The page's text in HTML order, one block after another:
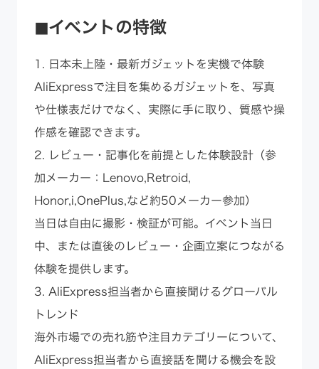
◼︎イベントの特徴
1. 日本未上陸・最新ガジェットを実機で体験
AliExpressで注目を集めるガジェットを、写真
や仕様表だけでなく、実際に手に取り、質感や操
作感を確認できます。
2. レビュー・記事化を前提とした体験設計（参
加メーカー：Lenovo,Retroid,
Honor,i,OnePlus,など約50メーカー参加）
当日は自由に撮影・検証が可能。イベント当日
中、または直後のレビュー・企画立案につながる
体験を提供します。
3. AliExpress担当者から直接聞けるグローバル
トレンド
海外市場での売れ筋や注目カテゴリーについて、
AliExpress担当者から直接話を聞ける機会を設